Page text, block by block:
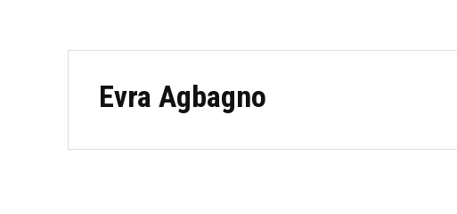
Evra Agbagno